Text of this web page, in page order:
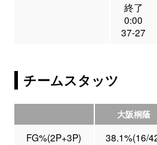
終了
0:00
37-27
チームスタッツ
大阪桐蔭
FG%(2P+3P) 38.1%(16/